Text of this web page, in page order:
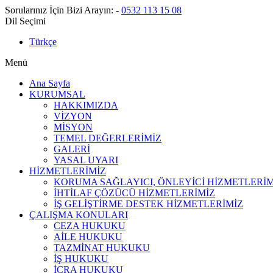
Sorularınız İçin Bizi Arayın: - 0532 113 15 08
Dil Seçimi
Türkçe
Menü
Ana Sayfa
KURUMSAL
HAKKIMIZDA
VİZYON
MİSYON
TEMEL DEĞERLERİMİZ
GALERİ
YASAL UYARI
HİZMETLERİMİZ
KORUMA SAĞLAYICI, ÖNLEYİCİ
İHTİLAF ÇÖZÜCÜ HİZMETLERİMİZ
İŞ GELİŞTİRME DESTEK HİZMETLERİMİZ
ÇALIŞMA KONULARI
CEZA HUKUKU
AİLE HUKUKU
TAZMİNAT HUKUKU
İŞ HUKUKU
İCRA HUKUKU